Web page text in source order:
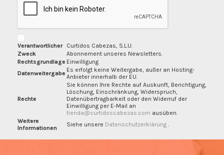
Verantwortlicher
Curtidos Cabezas, S.L.U.
Zweck
Abonnement unseres Newsletters.
Rechtsgrundlage Einwilligung
Datenweitergabe Es erfolgt keine Weitergabe, außer an Hosting-
Anbieter innerhalb der EU.
Rechte
Sie können Ihre Rechte auf Auskunft, Berichtigung,
Löschung, Einschränkung, Widerspruch,
Datenübertragbarkeit oder den Widerruf der
Einwilligung per E-Mail an
tienda@curtidoscabezas.com ausüben.
Weitere
Informationen
Siehe unsere Datenschutzerklärung